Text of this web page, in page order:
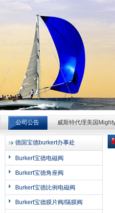
上海申思特自动化设备有限公司
公司公告
威斯特代理美国
威斯特代理美国
威斯特代理美国
德国宝德burkert办事处
Burkert宝德电磁阀
Burkert宝德角座阀
Burkert宝德比例电磁阀
Burkert宝德膜片阀/隔膜阀